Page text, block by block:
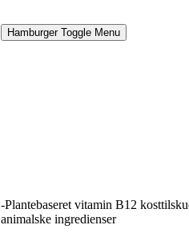
Hamburger Toggle Menu
-Plantebaseret vitamin B12
animalske ingredienser